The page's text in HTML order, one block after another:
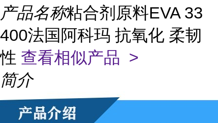
产品名称粘合剂原料EVA 33
400法国阿科玛 抗氧化 柔韧
性 查看相似产品 >
简介